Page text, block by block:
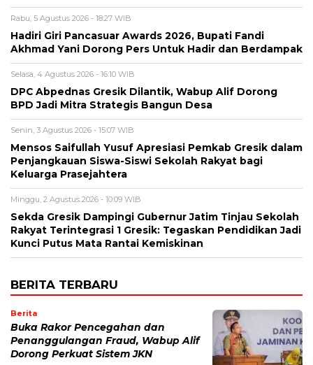
Rabu, 5 Agustus 2026 - 18:27 WIB
Hadiri Giri Pancasuar Awards 2026, Bupati Fandi
Akhmad Yani Dorong Pers Untuk Hadir dan Berdampak
Selasa, 4 Agustus 2026 - 16:10 WIB
DPC Abpednas Gresik Dilantik, Wabup Alif Dorong
BPD Jadi Mitra Strategis Bangun Desa
Senin, 3 Agustus 2026 - 15:07 WIB
Mensos Saifullah Yusuf Apresiasi Pemkab Gresik dalam
Penjangkauan Siswa-Siswi Sekolah Rakyat bagi
Keluarga Prasejahtera
Minggu, 2 Agustus 2026 - 10:09 WIB
Sekda Gresik Dampingi Gubernur Jatim Tinjau Sekolah
Rakyat Terintegrasi 1 Gresik: Tegaskan Pendidikan Jadi
Kunci Putus Mata Rantai Kemiskinan
BERITA TERBARU
Berita
Buka Rakor Pencegahan dan
Penanggulangan Fraud, Wabup Alif
Dorong Perkuat Sistem JKN